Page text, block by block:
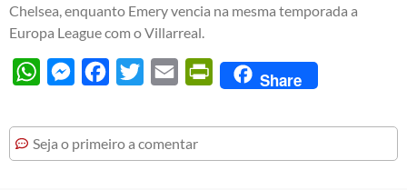
Chelsea, enquanto Emery vencia na mesma temporada a
Europa League com o Villarreal.
WhatsAppMessengerFacebook
Twitter Email PrintFriendly
Share
Seja o primeiro a comentar